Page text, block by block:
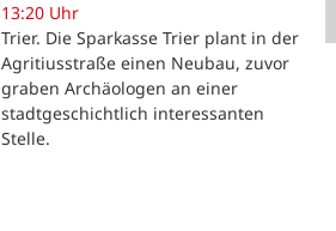
13:20 Uhr
Trier. Die Sparkasse Trier plant in der
Agritiusstraße einen Neubau, zuvor
graben Archäologen an einer
stadtgeschichtlich interessanten
Stelle.